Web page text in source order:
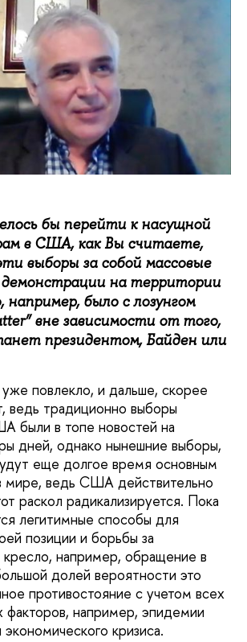
бы перейти к насущной
в США, как Вы считаете,
выборы за собой массовые
демонстрации на территории
было с лозунгом
вне зависимости от того,
президентом, Байден или
повлекло, и дальше, скорее
ведь традиционно выборы
были в топе новостей на
дней, однако нынешние выборы,
еще долгое время основным
мире, ведь США действительно
раскол радикализируется. Пока
легитимные способы для
позиции и борьбы за
кресло, например, обращение в
долей вероятности это
противостояние с учетом всех
факторов, например, эпидемии
кризиса.